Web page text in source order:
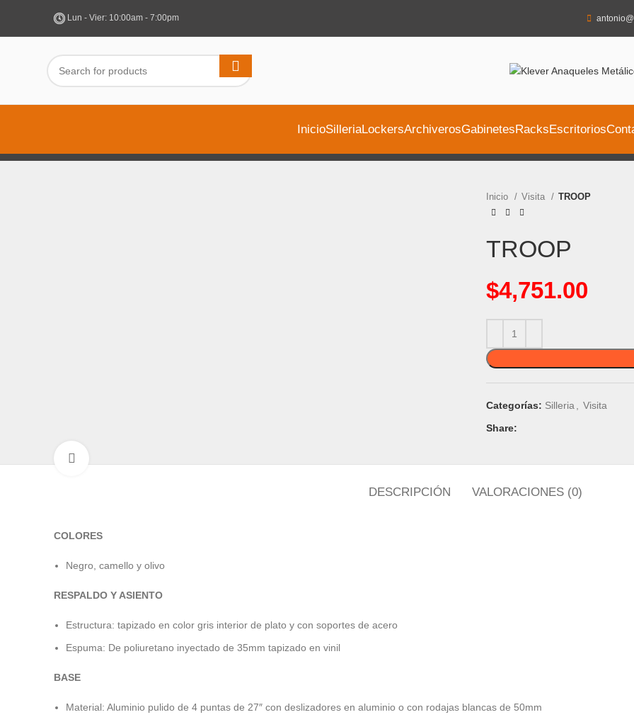
Lun - Vier: 10:00am - 7:00pm
InicioSilleriaLockersArchiverosGabinetesRacksEscritorios
Inicio Visita TROOP
TROOP
$4,751.00
Categorías: Silleria
Visita
Share:
DESCRIPCIÓN VALORACIONES (0)
COLORES
Negro, camello y olivo
RESPALDO Y ASIENTO
Estructura: tapizado en color gris interior de plato y con soportes de acero
Espuma: De poliuretano inyectado de 35mm tapizado en vinil
BASE
Material: Aluminio pulido de 4 puntas de 27″ con deslizadores en aluminio o con rodajas blancas de 50mm